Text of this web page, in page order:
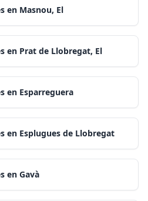
en Masnou, El
en Prat de Llobregat, El
en Esparreguera
en Esplugues de Llobregat
en Gavà